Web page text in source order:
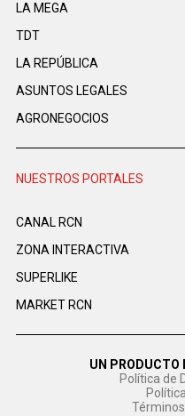
LA MEGA
TDT
LA REPÚBLICA
ASUNTOS LEGALES
AGRONEGOCIOS
NUESTROS PORTALES
CANAL RCN
ZONA INTERACTIVA
SUPERLIKE
MARKET RCN
UN PRODUCTO
Política de